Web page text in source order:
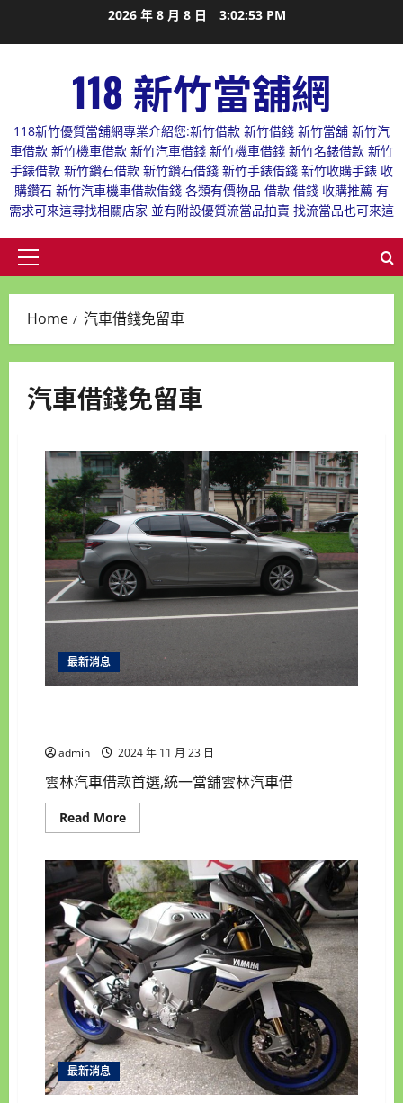
2026 年 8 月 8 日 3:02:53 PM
118 新竹當舖網
118新竹優質當舖網專業介紹您:新竹借款 新竹借錢 新竹當舖 新竹汽
車借款 新竹機車借款 新竹汽車借錢 新竹機車借錢 新竹名錶借款 新竹
手錶借款 新竹鑽石借款 新竹鑽石借錢 新竹手錶借錢 新竹收購手錶 收
購鑽石 新竹汽車機車借款借錢 各類有價物品 借款 借錢 收購推薦 有
需求可來這尋找相關店家 並有附設優質流當品拍賣 找流當品也可來這
Primary
Home 汽車借錢免留車
汽車借錢免留車
最新消息
admin 2024 年 11 月 23 日
雲林汽車借款首選,統一當舖雲林汽車借
Read MoreRead
more
林
汽
車
借
款
首
選,
統
一
當
舖
雲
林
汽
車
借
錢
找
我,
最新消息